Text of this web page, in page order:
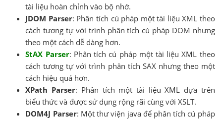
tài liệu hoàn chỉnh vào bộ nhớ.
JDOM Parser: Phân tích cú pháp một tài liệu XML theo
cách tương tự với trình phân tích cú pháp DOM nhưng
theo một cách dễ dàng hơn.
StAX Parser: Phân tích cú pháp một tài liệu XML theo
cách tương tự với trình phân tích SAX nhưng theo một
cách hiệu quả hơn.
XPath Parser: Phân tích một tài liệu XML dựa trên
biểu thức và được sử dụng rộng rãi cùng với XSLT.
DOM4J Parser: Một thư viện java để phân tích cú pháp